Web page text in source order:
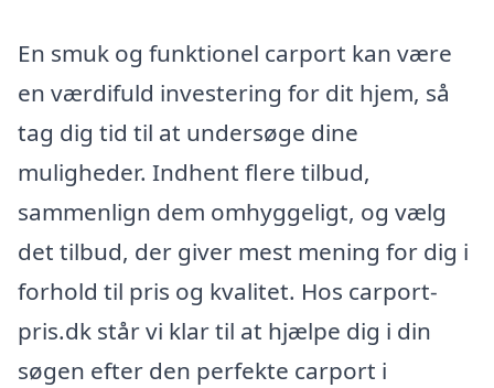
En smuk og funktionel carport kan være
en værdifuld investering for dit hjem, så
tag dig tid til at undersøge dine
muligheder. Indhent flere tilbud,
sammenlign dem omhyggeligt, og vælg
det tilbud, der giver mest mening for dig i
forhold til pris og kvalitet. Hos carport-
pris.dk står vi klar til at hjælpe dig i din
søgen efter den perfekte carport i